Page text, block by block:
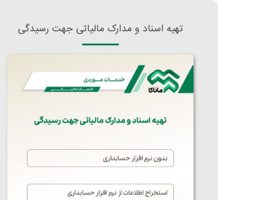
تهیه اسناد و مدارک مالیاتی جهت رسیدگی